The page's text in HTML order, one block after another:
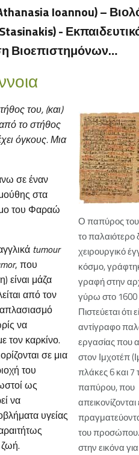
Ioannou) –
-
Βιοεπιστημόνων…
Ο παπύρος
το παλαιότερο
χειρουργικό
κόσμο,
γραφή στην
γύρω στο
Πιστεύεται ότι
αντίγραφο
εργασίας που
στον Ιμχοτέπ
πλάκες 6 και 7
παπύρου, που
του
στην εικόνα
του, (και)
το στήθος
όγκους. Μια
σε έναν
στα
του Φαραώ
tumour
, που
είναι μάζα
από τον
να
τον καρκίνο.
σε μια
του
ως
να
υγείας
ζωή.